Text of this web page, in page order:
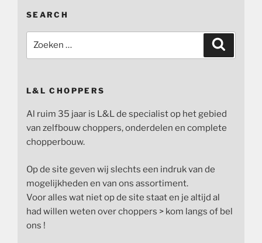
SEARCH
naar:
L&L CHOPPERS
Al ruim 35 jaar is L&L de specialist op het gebied
van zelfbouw choppers, onderdelen en complete
chopperbouw.
Op de site geven wij slechts een indruk van de
mogelijkheden en van ons assortiment.
Voor alles wat niet op de site staat en je altijd al
had willen weten over choppers > kom langs of bel
ons !